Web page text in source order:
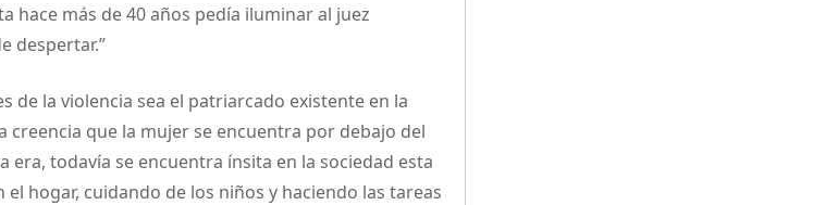
hace más de 40 años pedía iluminar al juez
despertar.”
de la violencia sea el patriarcado existente en la
creencia que la mujer se encuentra por debajo del
era, todavía se encuentra ínsita en la sociedad esta
hogar, cuidando de los niños y haciendo las tareas